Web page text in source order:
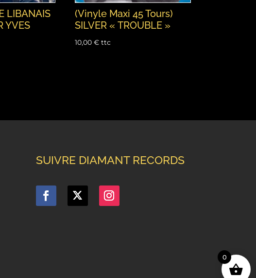
LIBANAIS
YVES
(Vinyle Maxi 45 Tours)
SILVER « TROUBLE »
10,00€ ttc
SUIVRE DIAMANT RECORDS
0